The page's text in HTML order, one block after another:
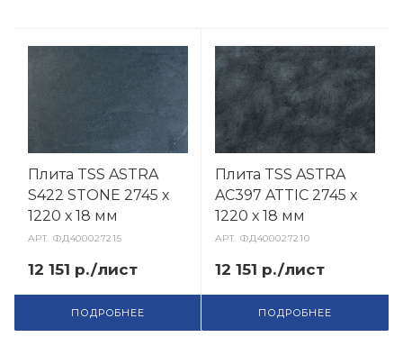
Плита TSS ASTRA
S422 STONE 2745 х
1220 х 18 мм
АРТ.ФД400027215
12 151 р./лист
ПОДРОБНЕЕ
Плита TSS ASTRA
AC397 ATTIC 2745 х
1220 х 18 мм
АРТ.ФД400027210
12 151 р./лист
ПОДРОБНЕЕ